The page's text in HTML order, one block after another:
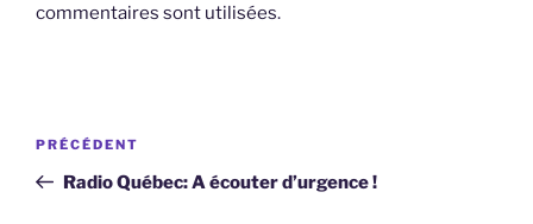
commentaires sont utilisées.
Navigation
l’article
Article
précédent
PRÉCÉDENT
Radio Québec: A écouter d’urgence !